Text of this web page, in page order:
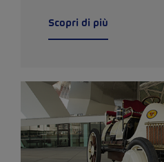
Scopri di più